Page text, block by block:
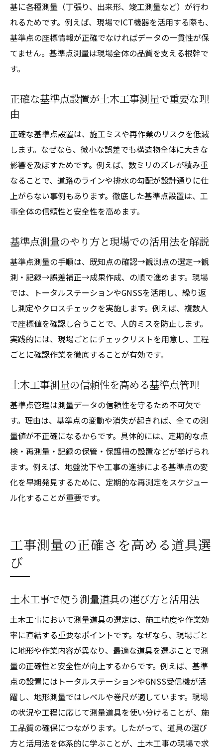
基に各種測量（丁張り、出来形、竣工測量など）が行わ
れるためです。例えば、現場でICT機器を活用する際も、
基準点の座標情報が正確でなければデータの一貫性が保
てません。基準点測量は現場全体の品質を支える根幹で
す。
正確な基準点設置が土木工事測量で重要な理
由
正確な基準点設置は、施工ミスや再作業のリスクを低減
します。なぜなら、微小な誤差でも構造物全体に大きな
影響を及ぼすためです。例えば、数ミリのズレが積み重
なることで、道路のラインや排水の勾配が設計通りに仕
上がらない事例もあります。徹底した基準点設置は、工
事全体の信頼性と安全性を高めます。
基準点測量のやり方と現場での活用法を解説
基準点測量の手順は、既知点の確認→観測点の選定→観
測・記録→誤差補正→成果作成、の順で進めます。現場
では、トータルステーションやGNSSを活用し、繰り返
し測定やクロスチェックを実施します。例えば、複数人
で座標値を確認し合うことで、人的ミスを防止します。
実践的には、現場ごとにチェックリストを用意し、工程
ごとに確認作業を徹底することが有効です。
土木工事測量の信頼性を高める基準点管理
基準点管理は測量データの信頼性を守るため不可欠で
す。理由は、基準点の変動や消失が起きれば、全ての測
量値が不正確になるからです。具体的には、定期的な点
検・再測量・記録の保管・保護柵の設置などが挙げられ
ます。例えば、地盤沈下や工事の進捗による基準点の変
化を早期発見するために、定期的な再測定をスケジュー
ル化することが重要です。
工事測量の正確さを高める道具選
び
土木工事で使う測量道具の選び方と活用法
土木工事において測量道具の選定は、施工精度や作業効
率に直結する重要なポイントです。なぜなら、現場ごと
に地形や作業内容が異なり、最適な道具を選ぶことで測
量の正確性と安全性が向上するからです。例えば、基準
点の設置にはトータルステーションやGNSS受信機が活
躍し、地形測量ではレベルや巻尺が適しています。現場
の状況や工程に応じて測量道具を使い分けることが、施
工品質の確保につながります。したがって、道具の選び
方と活用法を体系的に学ぶことが、土木工事の現場で求